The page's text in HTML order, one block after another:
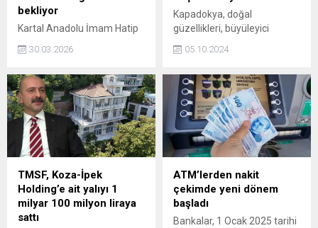
bekliyor
Kartal Anadolu İmam Hatip
açılan Yabancı Dil Ağırlıklı
2026-2027 eğitim öğretim
yılında ilk öğrencilerini kabul
etmeye hazırlanıyor.
30.03.2026
Kapadokya, doğal
güzellikleri, büyüleyici
mirasıyla dünyanın en
biri haline gelmiş durumda.
Bu eşsiz bölgeyi küresel
çapta tanınan bir turizm
merkezi haline getiren
isimlerden biri ise vizyoner
lider Murat Kaya. Ailesinin
kurmuş olduğu Kaya A.Ş.’nin
başına 2021 yılında geçen
Murat Kaya, kısa sürede
Kapadokya turizmine...
05.10.2024
TMSF, Koza-İpek
Holding’e ait yalıyı 1
milyar 100 milyon liraya
sattı
ATM’lerden nakit
çekimde yeni dönem
başladı
Bankalar, 1 Ocak 2025 tarihi